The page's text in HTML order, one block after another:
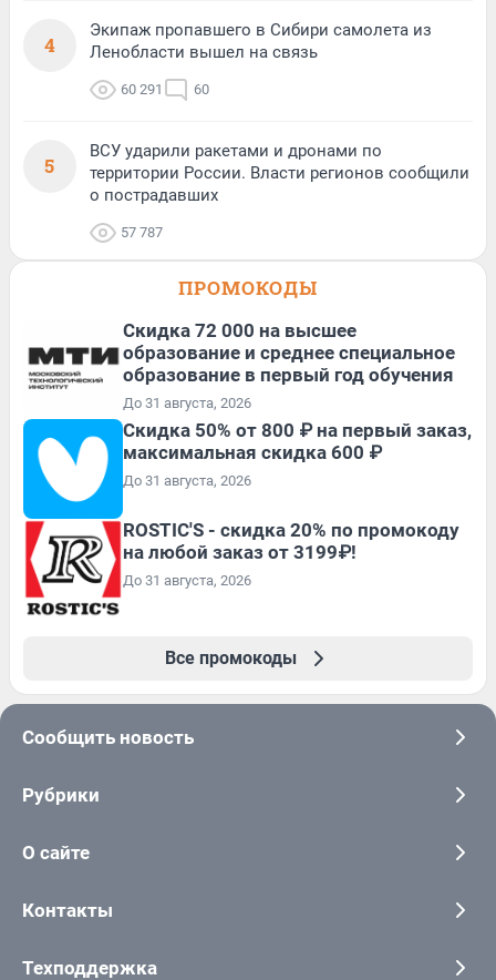
4
Экипаж пропавшего в Сибири самолета из
Ленобласти вышел на связь
60 291 60
5
ВСУ ударили ракетами и дронами по
территории России. Власти регионов сообщили
о пострадавших
57 787
ПРОМОКОДЫ
Скидка 72 000 на высшее
образование и среднее специальное
образование в первый год обучения
До 31 августа, 2026
Скидка 50% от 800 ₽ на первый заказ,
максимальная скидка 600 ₽
До 31 августа, 2026
ROSTIC'S - скидка 20% по промокоду
на любой заказ от 3199₽!
До 31 августа, 2026
Все промокоды
Сообщить новость
Рубрики
О сайте
Контакты
Техподдержка